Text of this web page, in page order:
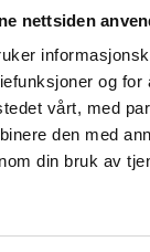
nettsiden
og
vårt, med
den med
din bruk av